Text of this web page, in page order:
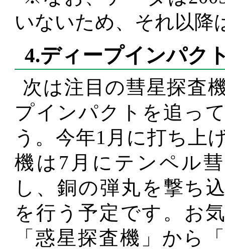
いないため、それ以降
4.ディープインパク
次は注目の彗星探査
プインパクトを追っ
う。今年1月に打ち上
機は7月にテンペル
し、銅の弾丸を撃ち
を行う予定です。お
「惑星探査機」から